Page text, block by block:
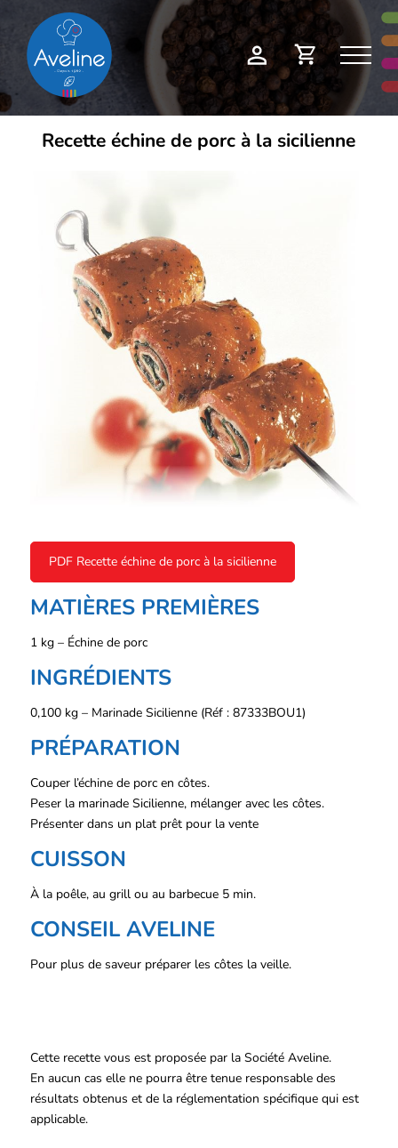
Mon
compte
Demande
de
devis
Recette échine de porc à la sicilienne
PDF Recette échine de porc à la sicilienne
MATIÈRES PREMIÈRES
1 kg – Échine de porc
INGRÉDIENTS
0,100 kg – Marinade Sicilienne (Réf : 87333BOU1)
PRÉPARATION
Couper l’échine de porc en côtes.
Peser la marinade Sicilienne, mélanger avec les côtes.
Présenter dans un plat prêt pour la vente
CUISSON
À la poêle, au grill ou au barbecue 5 min.
CONSEIL AVELINE
Pour plus de saveur préparer les côtes la veille.
Cette recette vous est proposée par la Société Aveline.
En aucun cas elle ne pourra être tenue responsable des
résultats obtenus et de la réglementation spécifique qui est
applicable.
Panneau de gestion des cookies